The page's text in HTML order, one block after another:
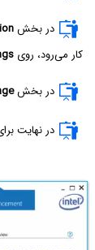
در بخش
کار می‌رود، روی
در بخش
در نهایت